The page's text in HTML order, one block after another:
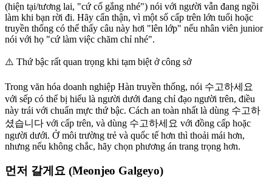
(hiện tại/tương lai, "cứ cố gắng nhé") nói với người vẫn đang ngồi
làm khi bạn rời đi. Hãy cẩn thận, vì một số cấp trên lớn tuổi hoặc
truyền thống có thể thấy câu này hơi "lên lớp" nếu nhân viên junior
nói với họ "cứ làm việc chăm chỉ nhé".
⚠️ Thứ bậc rất quan trọng khi tạm biệt ở công sở
Trong văn hóa doanh nghiệp Hàn truyền thống, nói 수고하세요
với sếp có thể bị hiểu là người dưới đang chỉ đạo người trên, điều
này trái với chuẩn mực thứ bậc. Cách an toàn nhất là dùng 수고하
셨습니다 với cấp trên, và dùng 수고하세요 với đồng cấp hoặc
người dưới. Ở môi trường trẻ và quốc tế hơn thì thoải mái hơn,
nhưng nếu không chắc, hãy chọn phương án trang trọng hơn.
먼저 갈게요 (Meonjeo Galgeyo)